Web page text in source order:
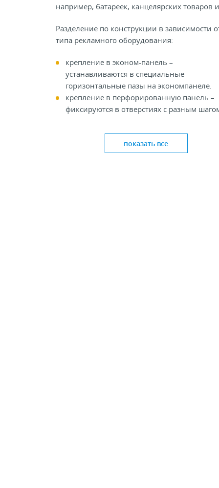
например, батареек, канцелярских товаров
Разделение по конструкции в зависимости
типа рекламного оборудования:
крепление в эконом-панель –
устанавливаются в специальные
горизонтальные пазы на экономпанеле.
крепление в перфорированную панель –
фиксируются в отверстиях с разным
полезное пространство, но и выгодно
продемонстрировать продукт покупателю,
показать все